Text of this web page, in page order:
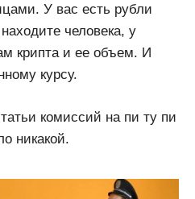
У вас есть рубли
человека, у
крипта и ее объем. И
курсу.
комиссий на пи ту пи
никакой.